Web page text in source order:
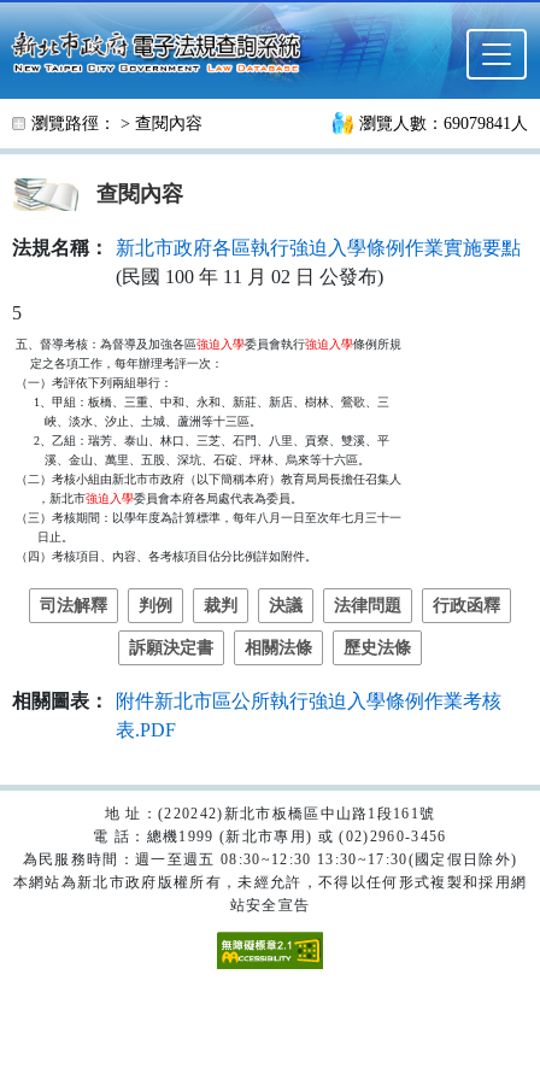
跳至主要內容
瀏覽路徑： > 查閱內容 瀏覽人數：69079841人
查閱內容
法規名稱：
新北市政府各區執行強迫入學條例作業實施要點
(民國 100 年 11 月 02 日 公發布)
5
五、督導考核：為督導及加強各區強迫入學委員會執行強迫入學條例所規
    定之各項工作，每年辦理考評一次：
（一）考評依下列兩組舉行：
     1、甲組：板橋、三重、中和、永和、新莊、新店、樹林、鶯歌、三
        峽、淡水、汐止、土城、蘆洲等十三區。
     2、乙組：瑞芳、泰山、林口、三芝、石門、八里、貢寮、雙溪、平
        溪、金山、萬里、五股、深坑、石碇、坪林、烏來等十六區。
（二）考核小組由新北市市政府（以下簡稱本府）教育局局長擔任召集人
      ，新北市
強迫入學委員會本府各局處代表為委員。
（三）考核期間：以學年度為計算標準，每年八月一日至次年七月三十一
      日止。
司法解釋 判例 裁判 決議 法律問題 行政函釋
訴願決定書 相關法條 歷史法條
相關圖表：
附件新北市區公所執行強迫入學條例作業考核
表.PDF
地 址：(220242)新北市板橋區中山路1段161號
電 話：總機1999 (新北市專用) 或 (02)2960-3456
為民服務時間：週一至週五 08:30~12:30 13:30~17:30(國定假日除外)
本網站為新北市政府版權所有，未經允許，不得以任何形式複製和採用網
站安全宣告